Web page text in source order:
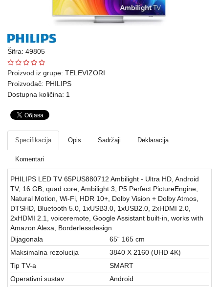
tehnika
oprema
oprema
Fotoaparati
i
kamere
Kućni
aparati
Sve
kategorije
Šifra: 49805
Proizvod iz grupe: TELEVIZORI
Proizvođač: PHILIPS
Dostupna količina: 1
Specifikacija Opis Sadržaji Deklaracija
Komentari
PHILIPS LED TV 65PUS880712 Ambilight - Ultra HD, Android
TV, 16 GB, quad core, Ambilight 3, P5 Perfect PictureEngine,
Natural Motion, Wi-Fi, HDR 10+, Dolby Vision + Dolby Atmos,
DTSHD, Bluetooth 5.0, 1xUSB3.0, 1xUSB2.0, 2xHDMI 2.0,
2xHDMI 2.1, voiceremote, Google Assistant built-in, works with
Amazon Alexa, Borderlessdesign
Dijagonala
65“ 165 cm
Maksimalna rezolucija
3840 X 2160 (UHD 4K)
Tip TV-a
SMART
Operativni sustav
Android